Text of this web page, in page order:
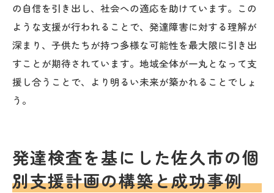
の自信を引き出し、社会への適応を助けています。この
ような支援が行われることで、発達障害に対する理解が
深まり、子供たちが持つ多様な可能性を最大限に引き出
すことが期待されています。地域全体が一丸となって支
援し合うことで、より明るい未来が築かれることでしょ
う。
発達検査を基にした佐久市の個
別支援計画の構築と成功事例